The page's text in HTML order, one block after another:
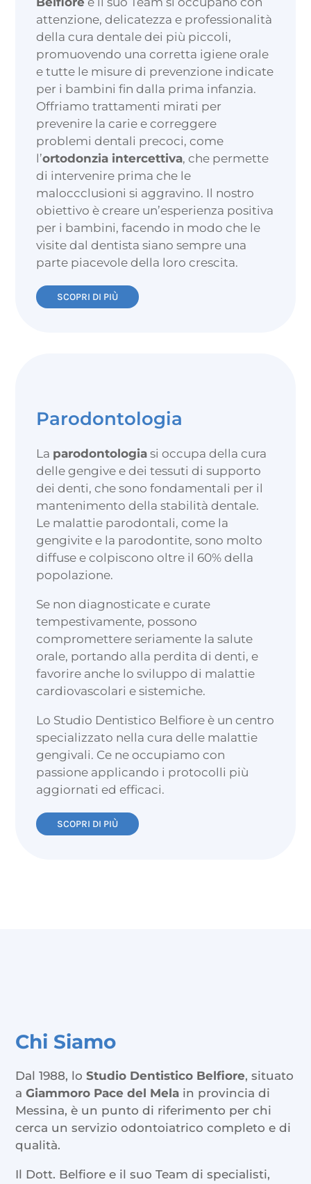
attenzione, delicatezza e professionalità
della cura dentale dei più piccoli,
promuovendo una corretta igiene orale
e tutte le misure di prevenzione indicate
per i bambini fin dalla prima infanzia.
Offriamo trattamenti mirati per
prevenire la carie e correggere
problemi dentali precoci, come
l’ortodonzia intercettiva, che permette
di intervenire prima che le
maloccclusioni si aggravino. Il nostro
obiettivo è creare un’esperienza positiva
per i bambini, facendo in modo che le
visite dal dentista siano sempre una
parte piacevole della loro crescita.
SCOPRI DI PIÙ
Parodontologia
La parodontologia si occupa della cura
delle gengive e dei tessuti di supporto
dei denti, che sono fondamentali per il
mantenimento della stabilità dentale.
Le malattie parodontali, come la
gengivite e la parodontite, sono molto
diffuse e colpiscono oltre il 60% della
popolazione.
Se non diagnosticate e curate
tempestivamente, possono
compromettere seriamente la salute
orale, portando alla perdita di denti, e
favorire anche lo sviluppo di malattie
cardiovascolari e sistemiche.
Lo Studio Dentistico Belfiore è un centro
specializzato nella cura delle malattie
gengivali. Ce ne occupiamo con
passione applicando i protocolli più
aggiornati ed efficaci.
SCOPRI DI PIÙ
Chi Siamo
Dal 1988, loStudio Dentistico Belfiore, situato
aGiammoro Pace del Mela in provincia di
Messina, è un punto di riferimento per chi
cerca un servizio odontoiatrico completo e di
qualità.
Il Dott. Belfiore e il suo Team di specialisti,